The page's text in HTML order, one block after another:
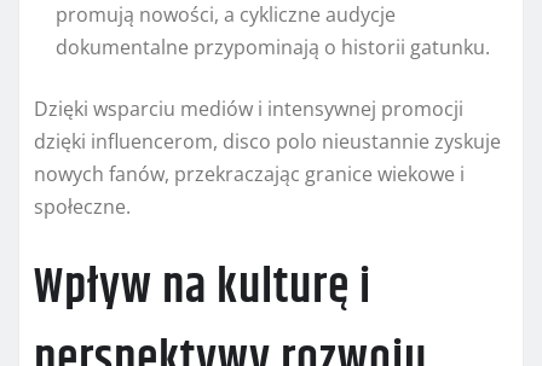
promują nowości, a cykliczne audycje
dokumentalne przypominają o historii gatunku.
Dzięki wsparciu mediów i intensywnej promocji
dzięki influencerom, disco polo nieustannie zyskuje
nowych fanów, przekraczając granice wiekowe i
społeczne.
Wpływ na kulturę i